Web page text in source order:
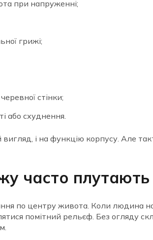
при напруженні;
грижі;
стінки;
або схуднення.
і на функцію корпусу. Але
часто плутають
по центру живота. Коли людина
помітний рельєф. Без огляду